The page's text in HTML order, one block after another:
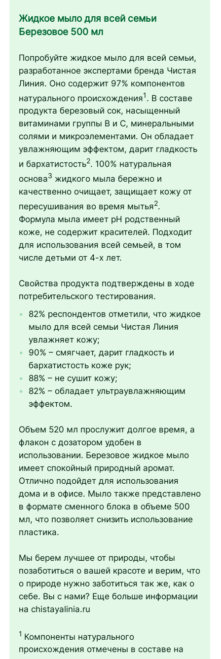
Жидкое мыло для всей семьи
Березовое 500 мл
Попробуйте жидкое мыло для всей семьи,
разработанное экспертами бренда Чистая
Линия. Оно содержит 97% компонентов
натурального происхождения1. В составе
продукта березовый сок, насыщенный
витаминами группы В и С, минеральными
солями и микроэлементами. Он обладает
увлажняющим эффектом, дарит гладкость
и бархатистость2. 100% натуральная
основа3 жидкого мыла бережно и
качественно очищает, защищает кожу от
пересушивания во время мытья2.
Формула мыла имеет pH родственный
коже, не содержит красителей. Подходит
для использования всей семьей, в том
числе детьми от 4-х лет.
Свойства продукта подтверждены в ходе
потребительского тестирования.
82% респондентов отметили, что жидкое
мыло для всей семьи Чистая Линия
увлажняет кожу;
90% – смягчает, дарит гладкость и
бархатистость коже рук;
88% – не сушит кожу;
82% – обладает ультраувлажняющим
эффектом.
Объем 520 мл прослужит долгое время, а
флакон с дозатором удобен в
использовании. Березовое жидкое мыло
имеет спокойный природный аромат.
Отлично подойдет для использования
дома и в офисе. Мыло также представлено
в формате сменного блока в объеме 500
мл, что позволяет снизить использование
пластика.
Мы берем лучшее от природы, чтобы
позаботиться о вашей красоте и верим, что
о природе нужно заботиться так же, как о
себе. Вы с нами? Еще больше информации
на chistayalinia.ru
1 Компоненты натурального
происхождения отмечены в составе на